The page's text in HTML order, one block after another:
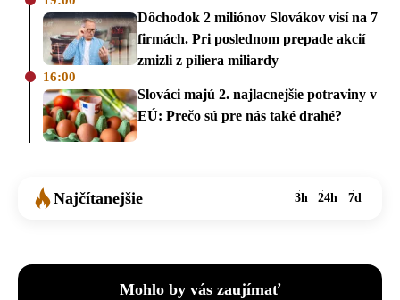
Dôchodok 2 miliónov Slovákov visí na 7
firmách. Pri poslednom prepade akcií
zmizli z piliera miliardy
16:00
Slováci majú 2. najlacnejšie potraviny v
EÚ: Prečo sú pre nás také drahé?
Najčítanejšie 3h 24h 7d
Mohlo by vás zaujímať